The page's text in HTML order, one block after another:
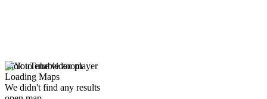
click to enable zoom
Loading Maps
We didn't find any results